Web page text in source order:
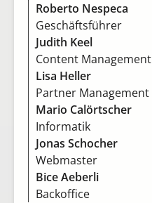
Roberto Nespeca
Geschäftsführer
Judith Keel
Content Management
Lisa Heller
Partner Management
Mario Calörtscher
Informatik
Jonas Schocher
Webmaster
Bice Aeberli
Backoffice